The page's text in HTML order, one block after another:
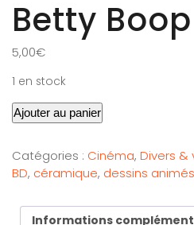
Betty Boop
5,00€
1 en stock
Ajouter au panier
Catégories : Cinéma, Divers &
BD, céramique, dessins animés
Informations